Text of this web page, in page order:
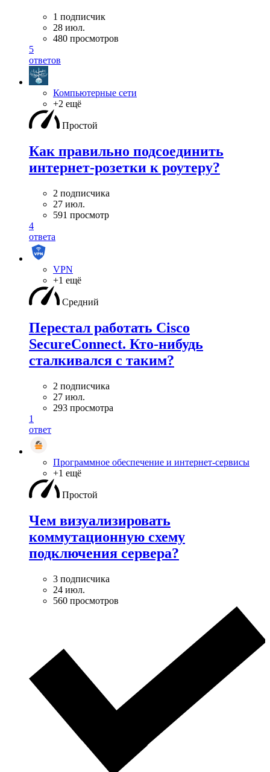
1 подписчик
28 июл.
480 просмотров
5
ответов
Компьютерные сети
+2 ещё
Простой
Как правильно подсоединить
интернет-розетки к роутеру?
2 подписчика
27 июл.
591 просмотр
4
ответа
VPN
+1 ещё
Средний
Перестал работать Cisco
SecureConnect. Кто-нибудь
сталкивался с таким?
2 подписчика
27 июл.
293 просмотра
1
ответ
Программное обеспечение и интернет-сервисы
+1 ещё
Простой
Чем визуализировать
коммутационную схему
подключения сервера?
3 подписчика
24 июл.
560 просмотров